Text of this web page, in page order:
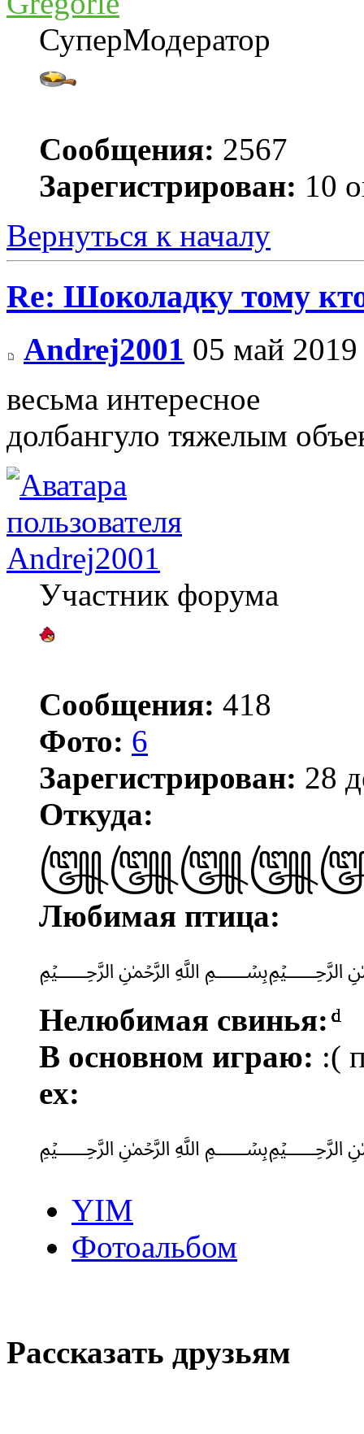
СуперМодератор
Сообщения: 2567
Зарегистрирован: 10
Вернуться к началу
Re: Шоколадку тому
Andrej2001 05 май
весьма интересное
долбангуло тяжелым
Andrej2001
Участник форума
Сообщения: 418
Фото: 6
Зарегистрирован: 28
Откуда:
Любимая птица:
Нелюбимая свинья:ͩͩͩͩͩͩͩͩͩͩͩͩͩͩͩͩͩͩͩͩͩͩͩͩͩͩͩͩͩͩ
В основном играю: :(
ex:
YIM
Фотоальбом
Рассказать друзьям